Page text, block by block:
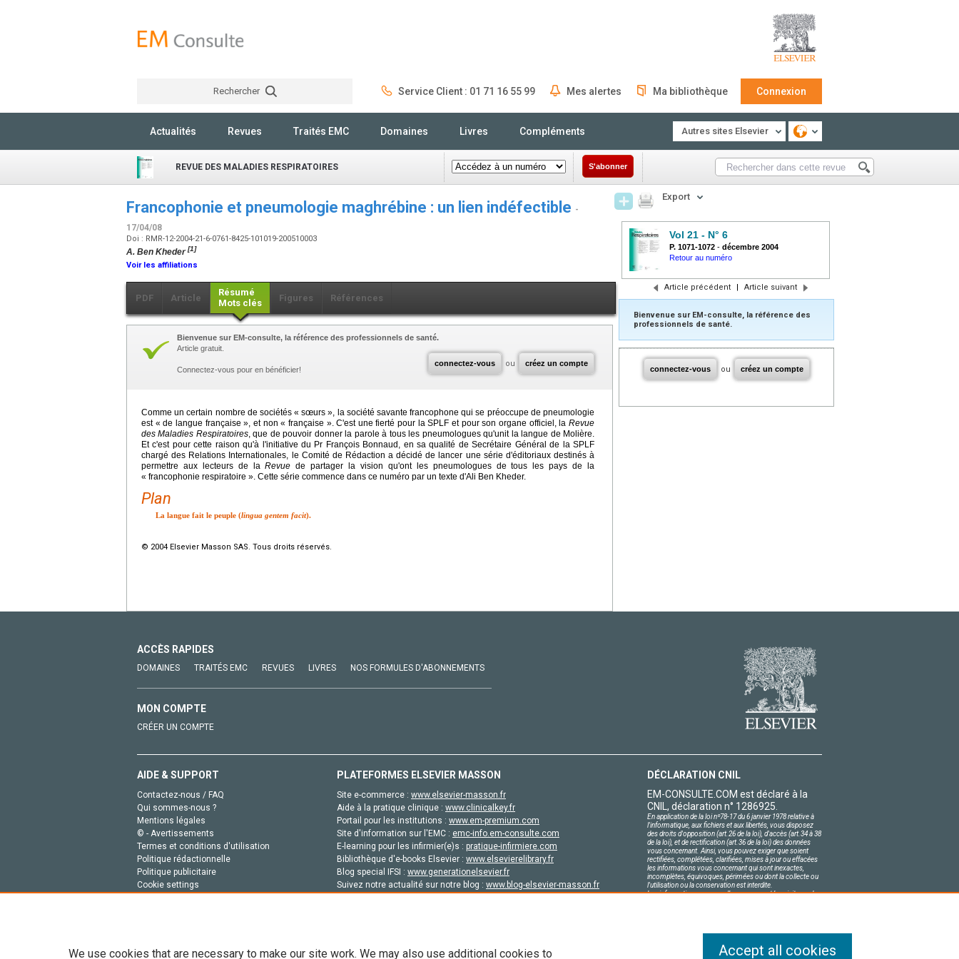
Rechercher Service Client : 01 71 16 55 99 Mes alertes Ma bibliothèque Connexion
Actualités Revues Traités EMC Domaines Livres Compléments Autres sites Elsevier
REVUE DES MALADIES RESPIRATOIRES S'abonner
Francophonie et pneumologie maghrébine : un lien indéfectible -
17/04/08
Doi : RMR-12-2004-21-6-0761-8425-101019-200510003
A. Ben Kheder[1]
Voir les affiliations
PDF Article
Résumé
Mots clés
Figures Références
connectez-vous ou créez un compte
Bienvenue sur EM-consulte, la référence des professionnels de santé.
Article gratuit.
Connectez-vous pour en bénéficier!
Comme un certain nombre de sociétés « sœurs », la société savante francophone qui se préoccupe de pneumologie
est « de langue française », et non « française ». C'est une fierté pour la SPLF et pour son organe officiel, la Revue
des Maladies Respiratoires, que de pouvoir donner la parole à tous les pneumologues qu'unit la langue de Molière.
Et c'est pour cette raison qu'à l'initiative du Pr François Bonnaud, en sa qualité de Secrétaire Général de la SPLF
chargé des Relations Internationales, le Comité de Rédaction a décidé de lancer une série d'éditoriaux destinés à
permettre aux lecteurs de laRevue de partager la vision qu'ont les pneumologues de tous les pays de la
« francophonie respiratoire ». Cette série commence dans ce numéro par un texte d'Ali Ben Kheder.
Plan
La langue fait le peuple (lingua gentem facit).
© 2004 Elsevier Masson SAS. Tous droits réservés.
Export
Vol 21 - N° 6
P. 1071-1072 - décembre 2004
Retour au numéro
Article précédent | Article suivant
Bienvenue sur EM-consulte, la référence des
professionnels de santé.
connectez-vous ou créez un compte
ACCÈS RAPIDES
DOMAINES TRAITÉS EMC REVUES LIVRES NOS FORMULES D'ABONNEMENTS
MON COMPTE
CRÉER UN COMPTE
AIDE & SUPPORT
Contactez-nous / FAQ
Qui sommes-nous ?
Mentions légales
© - Avertissements
Termes et conditions d'utilisation
Politique rédactionnelle
Politique publicitaire
Cookie settings
PLATEFORMES ELSEVIER MASSON
Site e-commerce : www.elsevier-masson.fr
Aide à la pratique clinique : www.clinicalkey.fr
Portail pour les institutions : www.em-premium.com
Site d'information sur l'EMC : emc-info.em-consulte.com
E-learning pour les infirmier(e)s : pratique-infirmiere.com
Bibliothèque d'e-books Elsevier : www.elsevierelibrary.fr
Blog special IFSI : www.generationelsevier.fr
Suivez notre actualité sur notre blog : www.blog-elsevier-masson.fr
DÉCLARATION CNIL
EM-CONSULTE.COM est déclaré à la
CNIL, déclaration n° 1286925.
En application de la loi nº78-17 du 6 janvier 1978 relative à
l'informatique, aux fichiers et aux libertés, vous disposez
des droits d'opposition (art.26 de la loi), d'accès (art.34 à 38
de la loi), et de rectification (art.36 de la loi) des données
vous concernant. Ainsi, vous pouvez exiger que soient
rectifiées, complétées, clarifiées, mises à jour ou effacées
les informations vous concernant qui sont inexactes,
incomplètes, équivoques, périmées ou dont la collecte ou
l'utilisation ou la conservation est interdite.
Les informations personnelles concernant les visiteurs de
We use cookies that are necessary to make our site work. We may also use additional cookies to Accept all cookies